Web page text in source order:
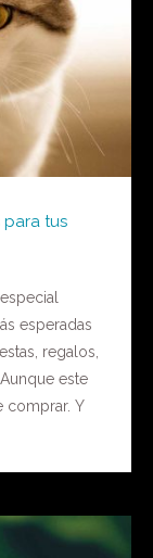
tus
esperadas
regalos,
este
comprar. Y